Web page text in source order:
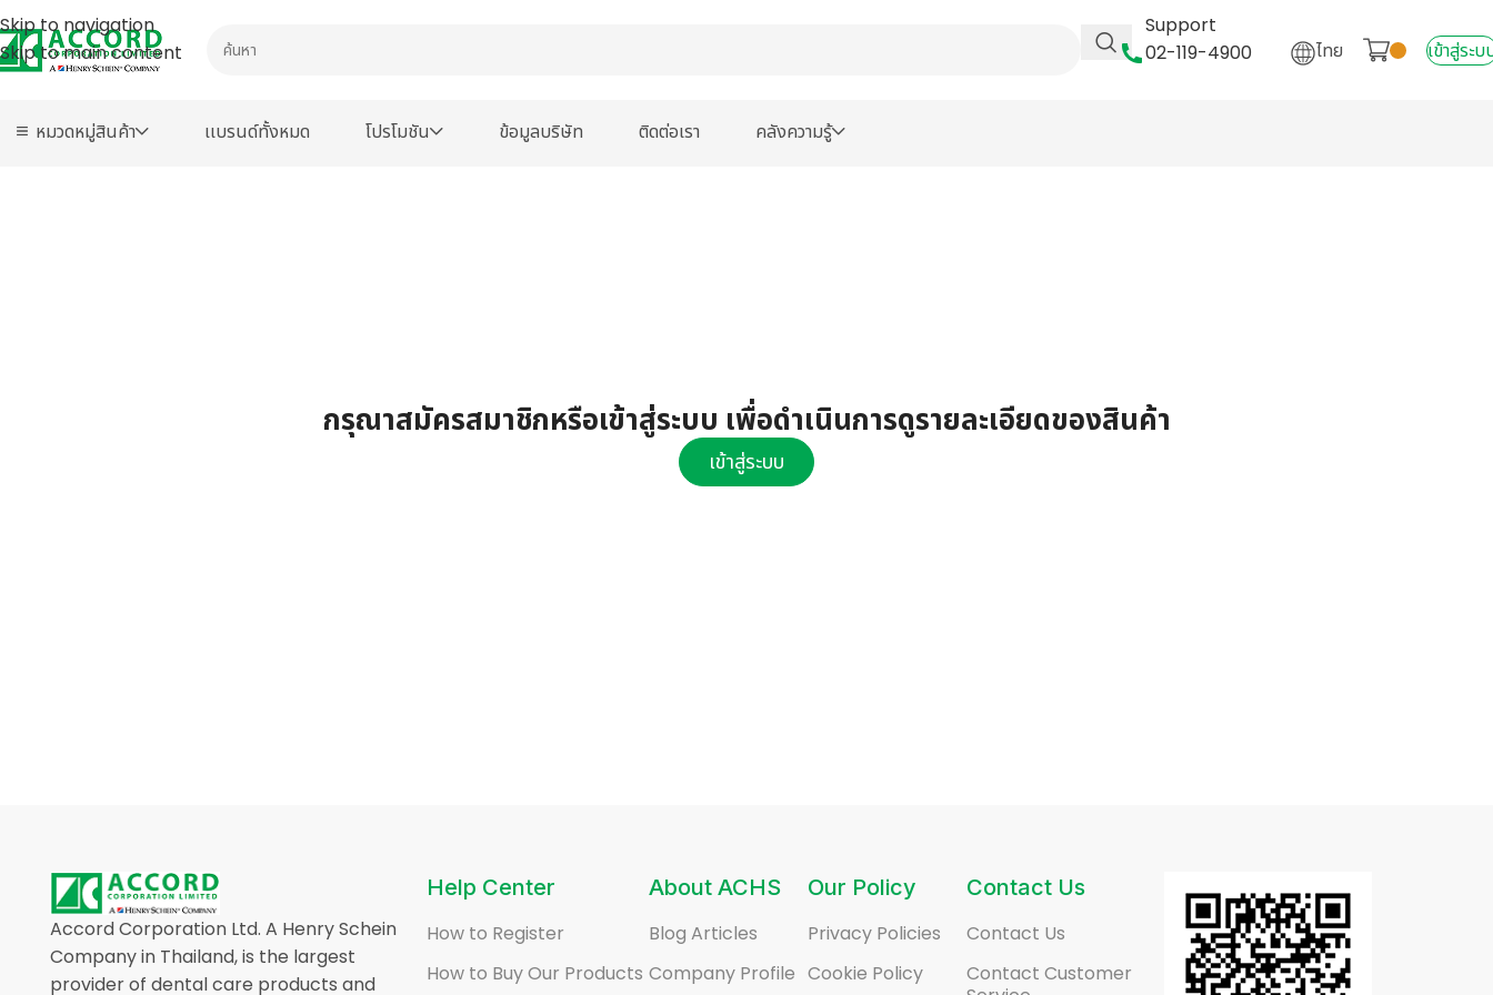
Skip to navigation
Skip to main content
Support
02-119-4900
ไทย เข้าสู่ระบ
หมวดหมู่สินค้า เเบรนด์ทั้งหมด โปรโมชัน ข้อมูลบริษัท ติดต่อเรา คลังความรู้
กรุณาสมัครสมาชิกหรือเข้าสู่ระบบ เพื่อดำเนินการดูรายละเอียดของสินค้า
เข้าสู่ระบบ
Accord Corporation Ltd. A Henry Schein
Company in Thailand, is the largest
provider of dental care products and
Help Center
How to Register
How to Buy Our Products
About ACHS
Blog Articles
Company Profile
Our Policy
Privacy Policies
Cookie Policy
Contact Us
Contact Us
Contact Customer